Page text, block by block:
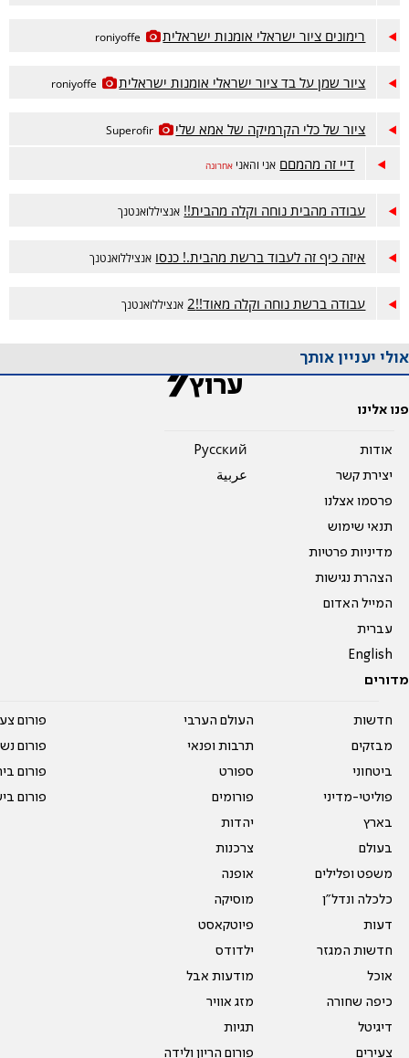
רימונים ציור ישראלי אומנות ישראלית roniyoffe
ציור שמן על בד ציור ישראלי אומנות ישראלית roniyoffe
ציור של כלי הקרמיקה של אמא שלי Superofir
דיי זה מהמםם אני והאני אחרונה
עבודה מהבית נוחה וקלה מהבית!! אנציללואנטנך
איזה כיף זה לעבוד ברשת מהבית.! כנסו אנציללואנטנך
עבודה ברשת נוחה וקלה מאוד!!2 אנציללואנטנך
אולי יעניין אותך
פנו אלינו
אודות
יצירת קשר
פרסמו אצלנו
תנאי שימוש
מדיניות פרטיות
הצהרת נגישות
המייל האדום
עברית
English
Pусский
عربية
מדורים
חדשות
מבזקים
ביטחוני
פוליטי-מדיני
בארץ
בעולם
משפט ופלילים
כלכלה ונדל"ן
דעות
חדשות המגזר
אוכל
כיפה שחורה
דיגיטל
צעירים
העולם הערבי
תרבות ופנאי
ספורט
פורומים
יהדות
צרכנות
אופנה
מוסיקה
פיוטקאסט
ילדודס
מודעות אבל
מזג אוויר
תגיות
פורום הריון ולידה
פורום
פורום
פורום
פורום